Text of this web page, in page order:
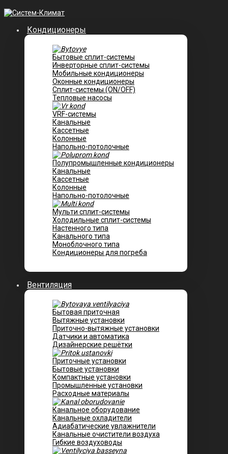
Кондиционеры
Бытовые сплит-системы
Инверторные сплит-системы
Мобильные кондиционеры
Оконные кондиционеры
Сплит-системы (ON/OFF)
Тепловые насосы
VRF-системы
Канальные
Касcетные
Колонные
Напольно-потолочные
Полупромышленные кондиционеры
Канальные
Кассетные
Колонные
Напольно-потолочные
Мульти сплит-системы
Холодильные сплит-системы
Настенного типа
Канального типа
Моноблочного типа
Кондиционеры для погреба
Вентиляция
Бытовая приточная
Вытяжные установки
Приточно-вытяжные установки
Датчики и автоматика
Дизайнерские решётки
Приточные установки
Бытовые установки
Компактные установки
Промышленные установки
Расходные материалы
Канальное оборудование
Канальные охладители
Адиабатические увлажнители
Канальные очистители воздуха
Гибкие воздуховоды